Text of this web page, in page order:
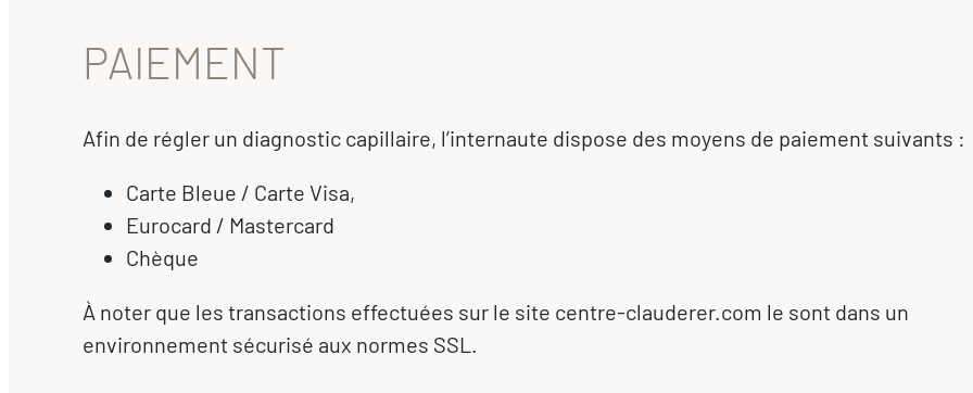
PAIEMENT
Afin de régler un diagnostic capillaire, l’internaute dispose des moyens de paiement suivants :
Carte Bleue / Carte Visa,
Eurocard / Mastercard
Chèque
À noter que les transactions effectuées sur le site centre-clauderer.com le sont dans un
environnement sécurisé aux normes SSL.